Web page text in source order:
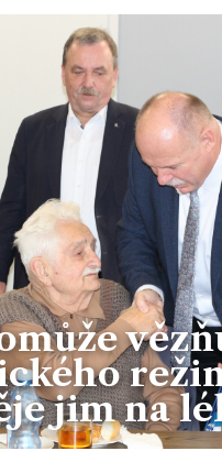
jim na